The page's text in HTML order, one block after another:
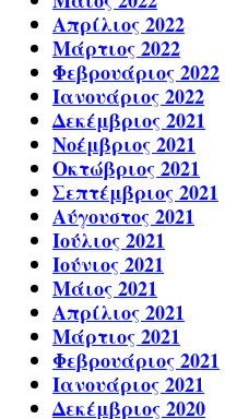
Απρίλιος 2022
Μάρτιος 2022
Φεβρουάριος 2022
Ιανουάριος 2022
Δεκέμβριος 2021
Νοέμβριος 2021
Οκτώβριος 2021
Σεπτέμβριος 2021
Αύγουστος 2021
Ιούλιος 2021
Ιούνιος 2021
Μάιος 2021
Απρίλιος 2021
Μάρτιος 2021
Φεβρουάριος 2021
Ιανουάριος 2021
Δεκέμβριος 2020